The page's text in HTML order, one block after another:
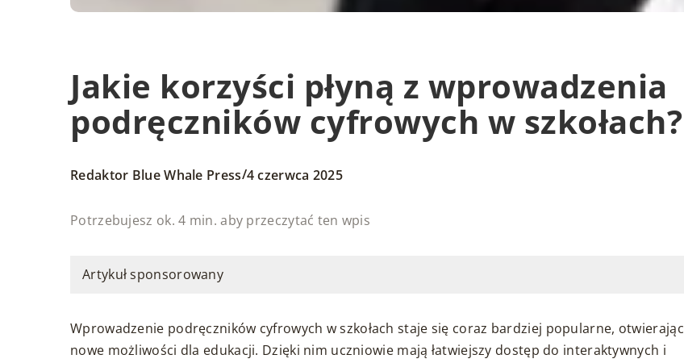
Jakie korzyści płyną z wprowadzenia
podręczników cyfrowych w szkołach?
Redaktor Blue Whale Press/4 czerwca 2025
Potrzebujesz ok. 4 min. aby przeczytać ten wpis
Artykuł sponsorowany
Wprowadzenie podręczników cyfrowych w szkołach staje się coraz bardziej popularne, otwierając
nowe możliwości dla edukacji. Dzięki nim uczniowie mają łatwiejszy dostęp do interaktywnych i